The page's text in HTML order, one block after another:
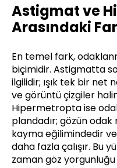
Astigmat ve
Arasındaki
En temel fark,
biçimidir. Astigmatta
ilgilidir; ışık tek bir
ve görüntü çizgiler
Hipermetropta ise
plandadır; gözün odak
kayma eğilimindedir
daha fazla çalışır. Bu
zaman göz